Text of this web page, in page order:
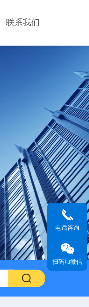
联系我们
电话咨询
扫码加微信